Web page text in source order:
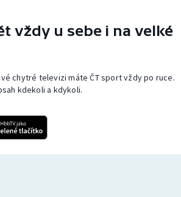
vždy u sebe i na velké
chytré televizi máte ČT sport vždy po ruce.
kdekoli a kdykoli.